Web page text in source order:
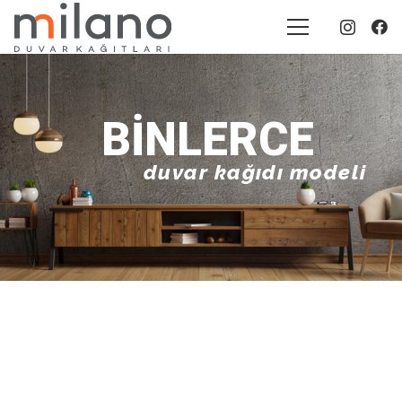
BINLERCE
duvar kağıdı modeli